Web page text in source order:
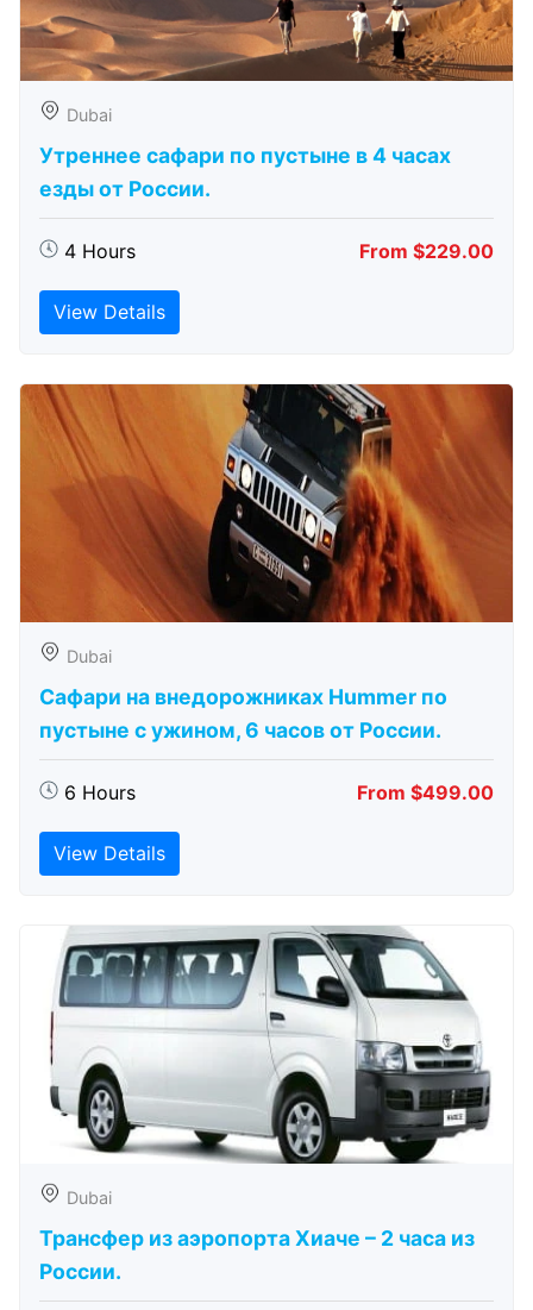
Dubai
Утреннее сафари по пустыне в 4 часах
езды от России.
4 Hours From $229.00
View Details
Dubai
Сафари на внедорожниках Hummer по
пустыне с ужином, 6 часов от России.
6 Hours From $499.00
View Details
Dubai
Трансфер из аэропорта Хиаче – 2 часа из
России.